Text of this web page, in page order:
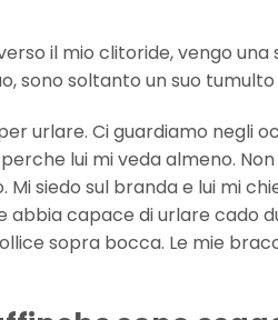
il mio clitoride, vengo
sono soltanto un suo
urlare. Ci guardiamo negli
lui mi veda almeno.
Mi siedo sul branda e lui mi
abbia capace di urlare cado
sopra bocca. Le mie